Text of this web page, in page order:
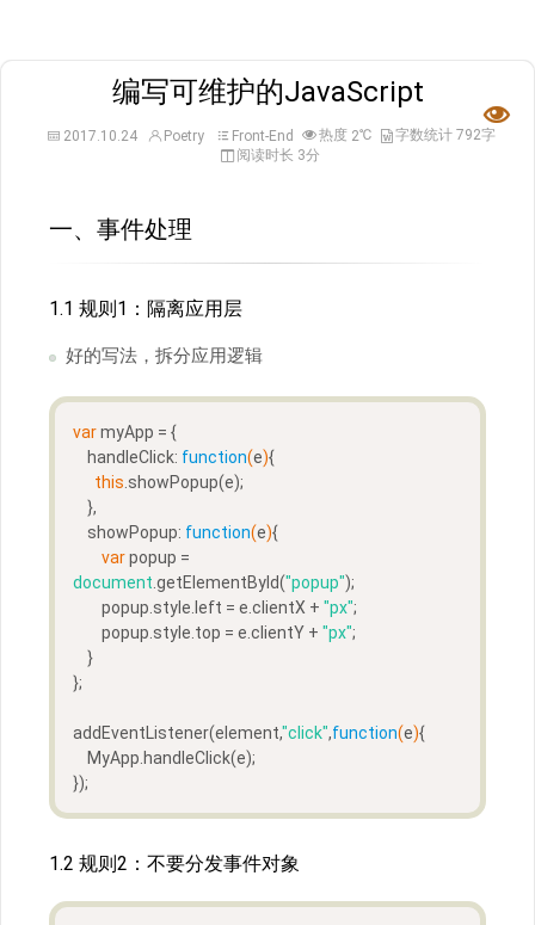
编写可维护的JavaScript
2017.10.24 Poetry Front-End 热度 2℃
字数统计 792字
阅读时长 3分

一、事件处理
1.1 规则1：隔离应用层
好的写法，拆分应用逻辑
var myApp = {
    handleClick:
function(e){
this .showPopup(e);
    },
    showPopup:
function(e){
var
document .getElementById("popup");
        popup.style.left = e.clientX +
"px";
        popup.style.top = e.clientY +
"px";
    }
};
addEventListener(element,"click",function(e){
    MyApp.handleClick(e);
});
1.2 规则2：不要分发事件对象